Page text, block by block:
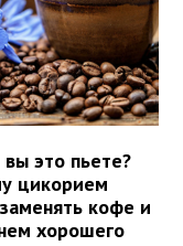
это пьете?
цикорием
кофе и
хорошего